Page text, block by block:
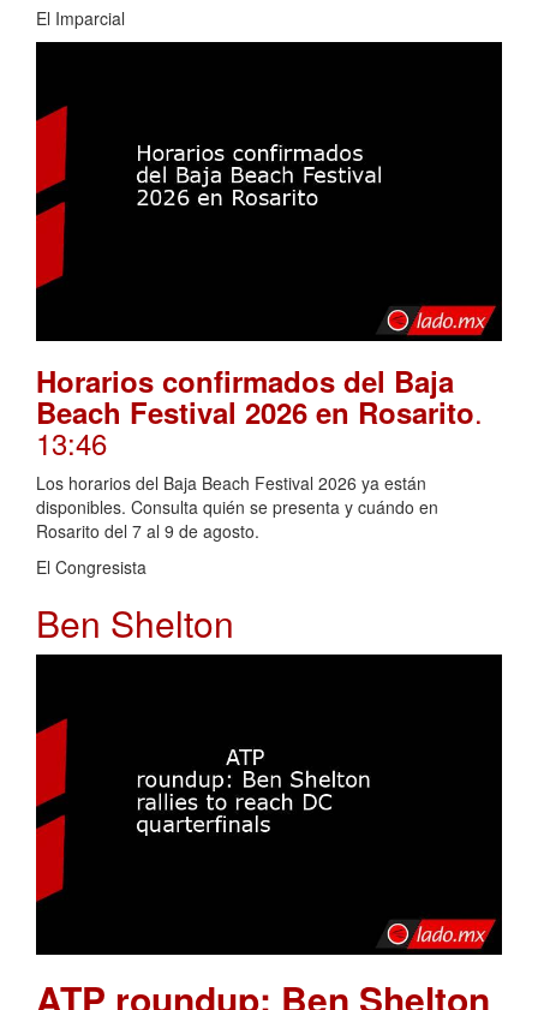
El Imparcial
Horarios confirmados del Baja
Beach Festival 2026 en Rosarito.
13:46
Los horarios del Baja Beach Festival 2026 ya están
disponibles. Consulta quién se presenta y cuándo en
Rosarito del 7 al 9 de agosto.
El Congresista
Ben Shelton
ATP roundup: Ben Shelton